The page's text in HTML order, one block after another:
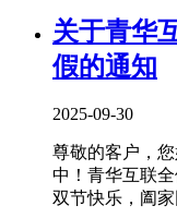
关于青华
假的通知
2025-09-30
尊敬的客户，
中！青华互联
双节快乐，阖